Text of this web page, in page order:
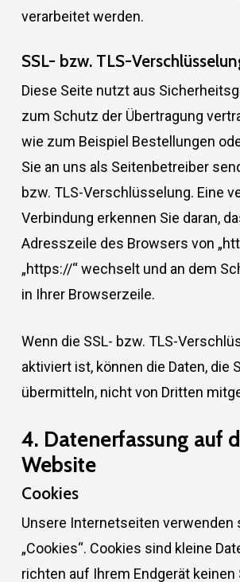
verarbeitet werden.
SSL- bzw. TLS-
Diese Seite nutzt aus
zum Schutz der Übertragung
wie zum Beispiel Bestellungen
Sie an uns als Seitenbetreiber
bzw. TLS-Verschlüsselung. Eine
Verbindung erkennen Sie daran,
Adresszeile des Browsers von
„https://“ wechselt und an dem
in Ihrer Browserzeile.
Wenn die SSL- bzw. TLS-
aktiviert ist, können die Daten, die
übermitteln, nicht von Dritten
4. Datenerfassung auf
Website
Cookies
Unsere Internetseiten verwenden
„Cookies“. Cookies sind kleine
richten auf Ihrem Endgerät keinen